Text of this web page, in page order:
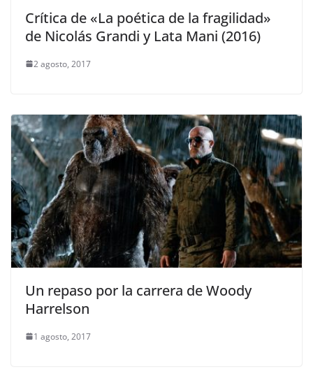
Crítica de «La poética de la fragilidad»
de Nicolás Grandi y Lata Mani (2016)
2 agosto, 2017
Un repaso por la carrera de Woody
Harrelson
1 agosto, 2017